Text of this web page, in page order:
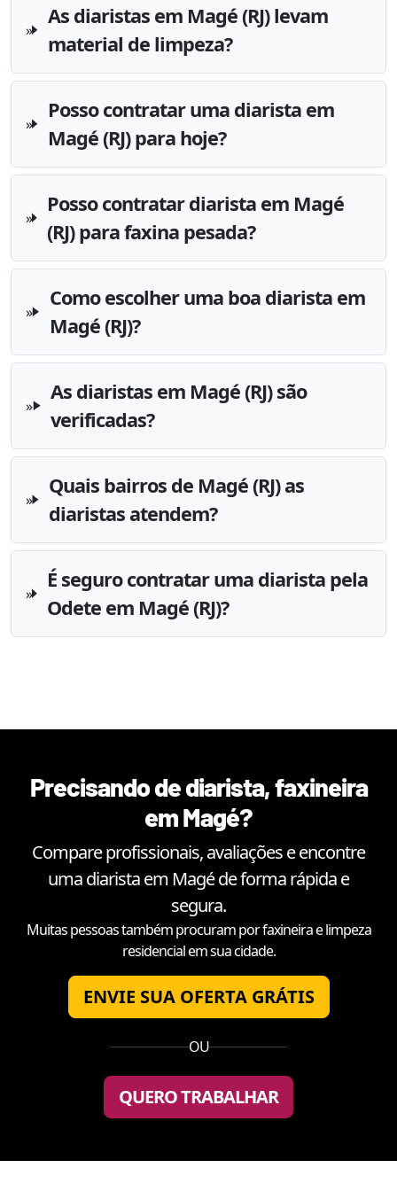
As diaristas em Magé (RJ) levam
material de limpeza?
Posso contratar uma diarista em
Magé (RJ) para hoje?
Posso contratar diarista em Magé
(RJ) para faxina pesada?
Como escolher uma boa diarista em
Magé (RJ)?
As diaristas em Magé (RJ) são
verificadas?
Quais bairros de Magé (RJ) as
diaristas atendem?
É seguro contratar uma diarista pela
Odete em Magé (RJ)?
Precisando de diarista, faxineira
emMagé?
Compare profissionais, avaliações e encontre
uma diarista em Magéde forma rápida e
segura.
Muitas pessoas também procuram por faxineira e limpeza
residencial em sua cidade.
ENVIE SUA OFERTA GRÁTIS
OU
QUERO TRABALHAR